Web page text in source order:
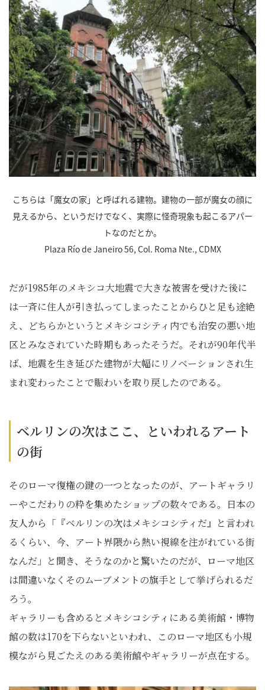
こちらは「魔女の家」と呼ばれる建物。建物の一部が魔女の顔に
見えるから、というだけでなく、実際に怪奇現象も起こるアパー
トなのだとか。
Plaza Río de Janeiro 56, Col. Roma Nte., CDMX
だが1985年のメキシコ大地震で大きな被害を受けた後に
は一斉に住人が引き払ってしまったことからひと足も途絶
え、どちらかというとメキシコシティ内でも治安の悪い地
区とみなされていた時期もあったそうだ。それが90年代半
ば、地震を生き延びた建物が大幅にリノベーションされ生
まれ変わったことで賑わいを取り戻したのである。
ベルリンの次はここ、といわれるアート
の街
そのローマ復権の鍵の一つとなったのが、アートギャラリ
ーやこだわりの粋を集めたショップの数々である。日本の
友人から「『ベルリンの次はメキシコシティだ』と言われ
るくらい、今、アート界隈から熱い視線を注がれている街
なんだ」と聞き、そうなのかと驚いたのだが、ローマ地区
は間違いなくそのムーブメントの旗手として挙げられるだ
ろう。
ギャラリーも含めるとメキシコシティにある美術館・博物
館の数は170を下らないといわれ、このローマ地区も小規
模ながら見ごたえのある美術館やギャラリーが点在する。